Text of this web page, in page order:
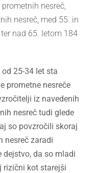
nesreč,
nesreč, med 55. in
nad 65. letom 184
25-34 let sta
prometne nesreče
iz navedenih
nesreč tudi glede
so povzročili skoraj
nesreč zaradi
dejstvo, da so mladi
rizični kot starejši